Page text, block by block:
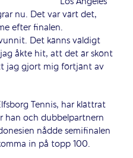
nu. Det var värt det,
efter finalen.
Det känns väldigt
åkte hit, att det är skönt
jag gjort mig förtjänt av
Tennis, har klättrat
han och dubbelpartnern
nådde semifinalen
in på topp 100.